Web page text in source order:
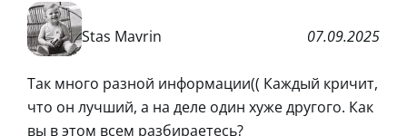
Stas Mavrin 07.09.2025
Так много разной информации(( Каждый кричит,
что он лучший, а на деле один хуже другого. Как
вы в этом всем разбираетесь?